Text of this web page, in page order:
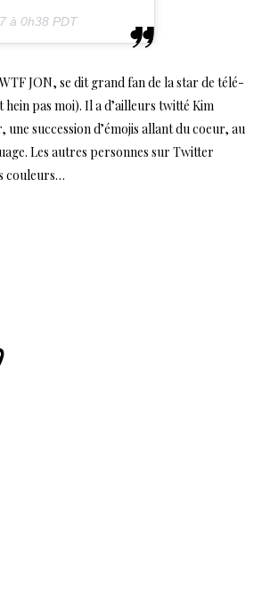
à 0h38 PDT
JON, se dit grand fan de la star de télé-
pas moi). Il a d’ailleurs twitté Kim
succession d’émojis allant du coeur, au
Les autres personnes sur Twitter
couleurs…